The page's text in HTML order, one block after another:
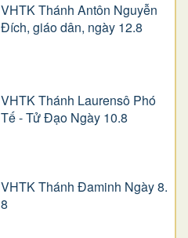
VHTK Thánh Antôn Nguyễn
Ðích, giáo dân, ngày 12.8
VHTK Thánh Laurensô Phó
Tế - Tử Đạo Ngày 10.8
VHTK Thánh Đaminh Ngày 8.
8